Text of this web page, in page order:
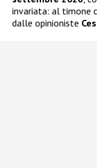
invariata: al timone
dalle opinioniste